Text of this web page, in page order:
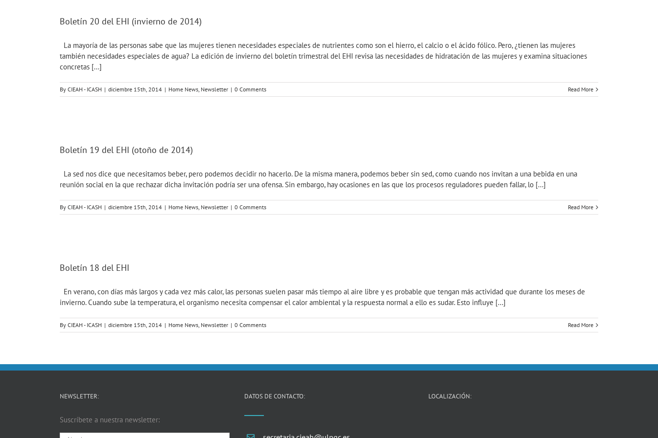
Boletín 20 del EHI (invierno de 2014)
La mayoría de las personas sabe que las mujeres tienen necesidades especiales de nutrientes como son el hierro, el calcio o el ácido fólico. Pero, ¿tienen las mujeres
también necesidades especiales de agua? La edición de invierno del boletín trimestral del EHI revisa las necesidades de hidratación de las mujeres y examina situaciones
concretas [...]
By CIEAH - ICASH | diciembre 15th, 2014 | Home News, Newsletter | 0 Comments Read More
Boletín 19 del EHI (otoño de 2014)
La sed nos dice que necesitamos beber, pero podemos decidir no hacerlo. De la misma manera, podemos beber sin sed, como cuando nos invitan a una bebida en una
reunión social en la que rechazar dicha invitación podría ser una ofensa. Sin embargo, hay ocasiones en las que los procesos reguladores pueden fallar, lo [...]
By CIEAH - ICASH | diciembre 15th, 2014 | Home News, Newsletter | 0 Comments Read More
Boletín 18 del EHI
En verano, con días más largos y cada vez más calor, las personas suelen pasar más tiempo al aire libre y es probable que tengan más actividad que durante los meses de
invierno. Cuando sube la temperatura, el organismo necesita compensar el calor ambiental y la respuesta normal a ello es sudar. Esto influye [...]
By CIEAH - ICASH | diciembre 15th, 2014 | Home News, Newsletter | 0 Comments Read More
NEWSLETTER:
Suscríbete a nuestra newsletter:
DATOS DE CONTACTO: LOCALIZACIÓN: